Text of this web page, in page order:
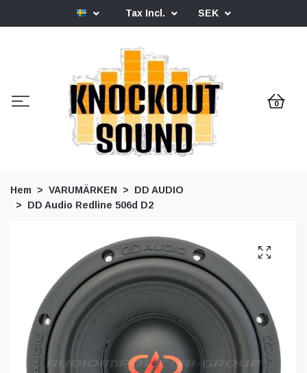
Tax Incl. SEK
0
Hem VARUMÄRKEN
DD AUDIO
DD Audio Redline 506d D2